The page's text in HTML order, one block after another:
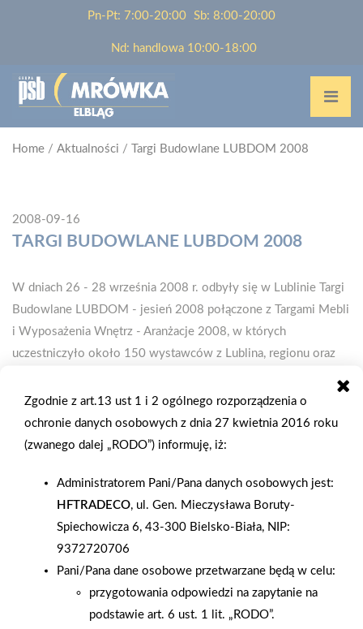
Pn-Pt: 7:00-20:00 Sb: 8:00-20:00
Nd: handlowa 10:00-18:00
Home / Aktualności / Targi Budowlane LUBDOM 2008
2008-09-16
TARGI BUDOWLANE LUBDOM 2008
W dniach 26 - 28 września 2008 r. odbyły się w Lublinie Targi
Budowlane LUBDOM - jesień 2008 połączone z Targami Mebli
i Wyposażenia Wnętrz - Aranżacje 2008, w których
uczestniczyło około 150 wystawców z Lublina, regionu oraz
budowlane i wykończeniowe oraz inne materiały potrzebne do
wyposażenia domu, czy zagospodarowania terenów wokół
domu. Wśród wystawców znajdowały się firmy oferujące
biura nieruchomości, wydawnictwa branżowe oraz firmy
udzielające porad w zakresie aranżacji domów i ogrodów.
Bogatą ofertę handlową przedstawiła na targach firma z Grupy
PSB - PT JUNIOR, która wspólnie z firmami; ONDULINE, CRH,
CETRIS, FERMACELL, IZOLBET, CERRAD, LODE, LAFARGE
przygotowała przegląd materiałów budowlanych na swoim
stoisku targowym. Zainteresowaniem odwiedzających stoisko
Zgodnie z art.13 ust 1 i 2 ogólnego rozporządzenia o
ochronie danych osobowych z dnia 27 kwietnia 2016 roku
(zwanego dalej „RODO”) informuję, iż:
Administratorem Pani/Pana danych osobowych jest:
HFTRADECO, ul. Gen. Mieczysława Boruty-
Spiechowicza 6, 43-300 Bielsko-Biała, NIP:
9372720706
Pani/Pana dane osobowe przetwarzane będą w celu:
przygotowania odpowiedzi na zapytanie na
podstawie art. 6 ust. 1 lit. „RODO”.